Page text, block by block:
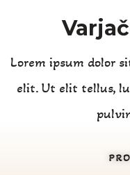
Lorem ipsum dolor
elit. Ut elit tellus,